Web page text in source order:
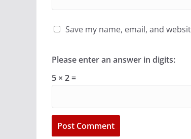
Save my name, email, and
Please enter an answer in digits:
5 × 2 =